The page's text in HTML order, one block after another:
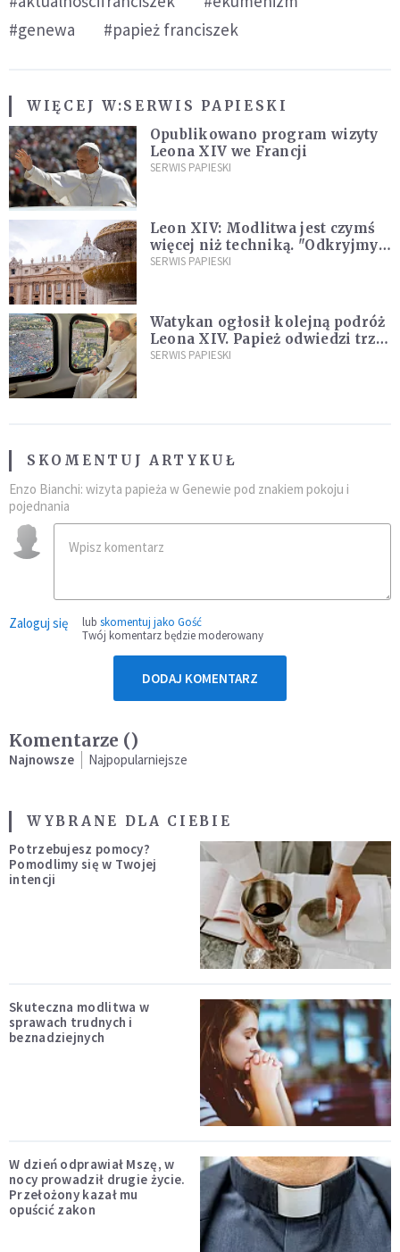
#genewa
#papież franciszek
WIĘCEJ W:SERWIS PAPIESKI
Opublikowano program wizyty
Leona XIV we Francji
SERWIS PAPIESKI
Leon XIV: Modlitwa jest czymś
więcej niż techniką. "Odkryjmy
ją na nowo"
SERWIS PAPIESKI
Watykan ogłosił kolejną podróż
Leona XIV. Papież odwiedzi trzy
kraje Ameryki Południowej
SERWIS PAPIESKI
SKOMENTUJ ARTYKUŁ
Enzo Bianchi: wizyta papieża w Genewie pod znakiem pokoju i
pojednania
Zaloguj się lub skomentuj jako Gość
Twój komentarz będzie moderowany
DODAJ KOMENTARZ
Komentarze ()
Najnowsze Najpopularniejsze
WYBRANE DLA CIEBIE
Potrzebujesz pomocy?
Pomodlimy się w Twojej
intencji
Skuteczna modlitwa w
sprawach trudnych i
beznadziejnych
W dzień odprawiał Mszę, w
nocy prowadził drugie życie.
Przełożony kazał mu
opuścić zakon